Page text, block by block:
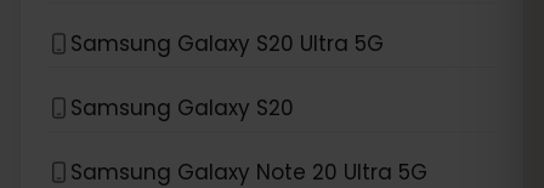
Samsung Galaxy S20 Ultra 5G
Samsung Galaxy S20
Samsung Galaxy Note 20 Ultra 5G